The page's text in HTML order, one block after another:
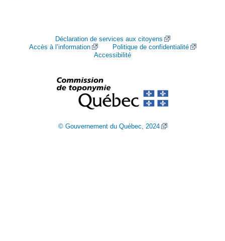
Déclaration de services aux citoyens
Accès à l’information
Politique de confidentialité
Accessibilité
© Gouvernement du Québec, 2024